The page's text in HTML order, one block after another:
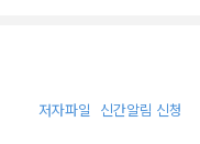
으로부터 그 출력값을 받
저자파일 신간알림 신청